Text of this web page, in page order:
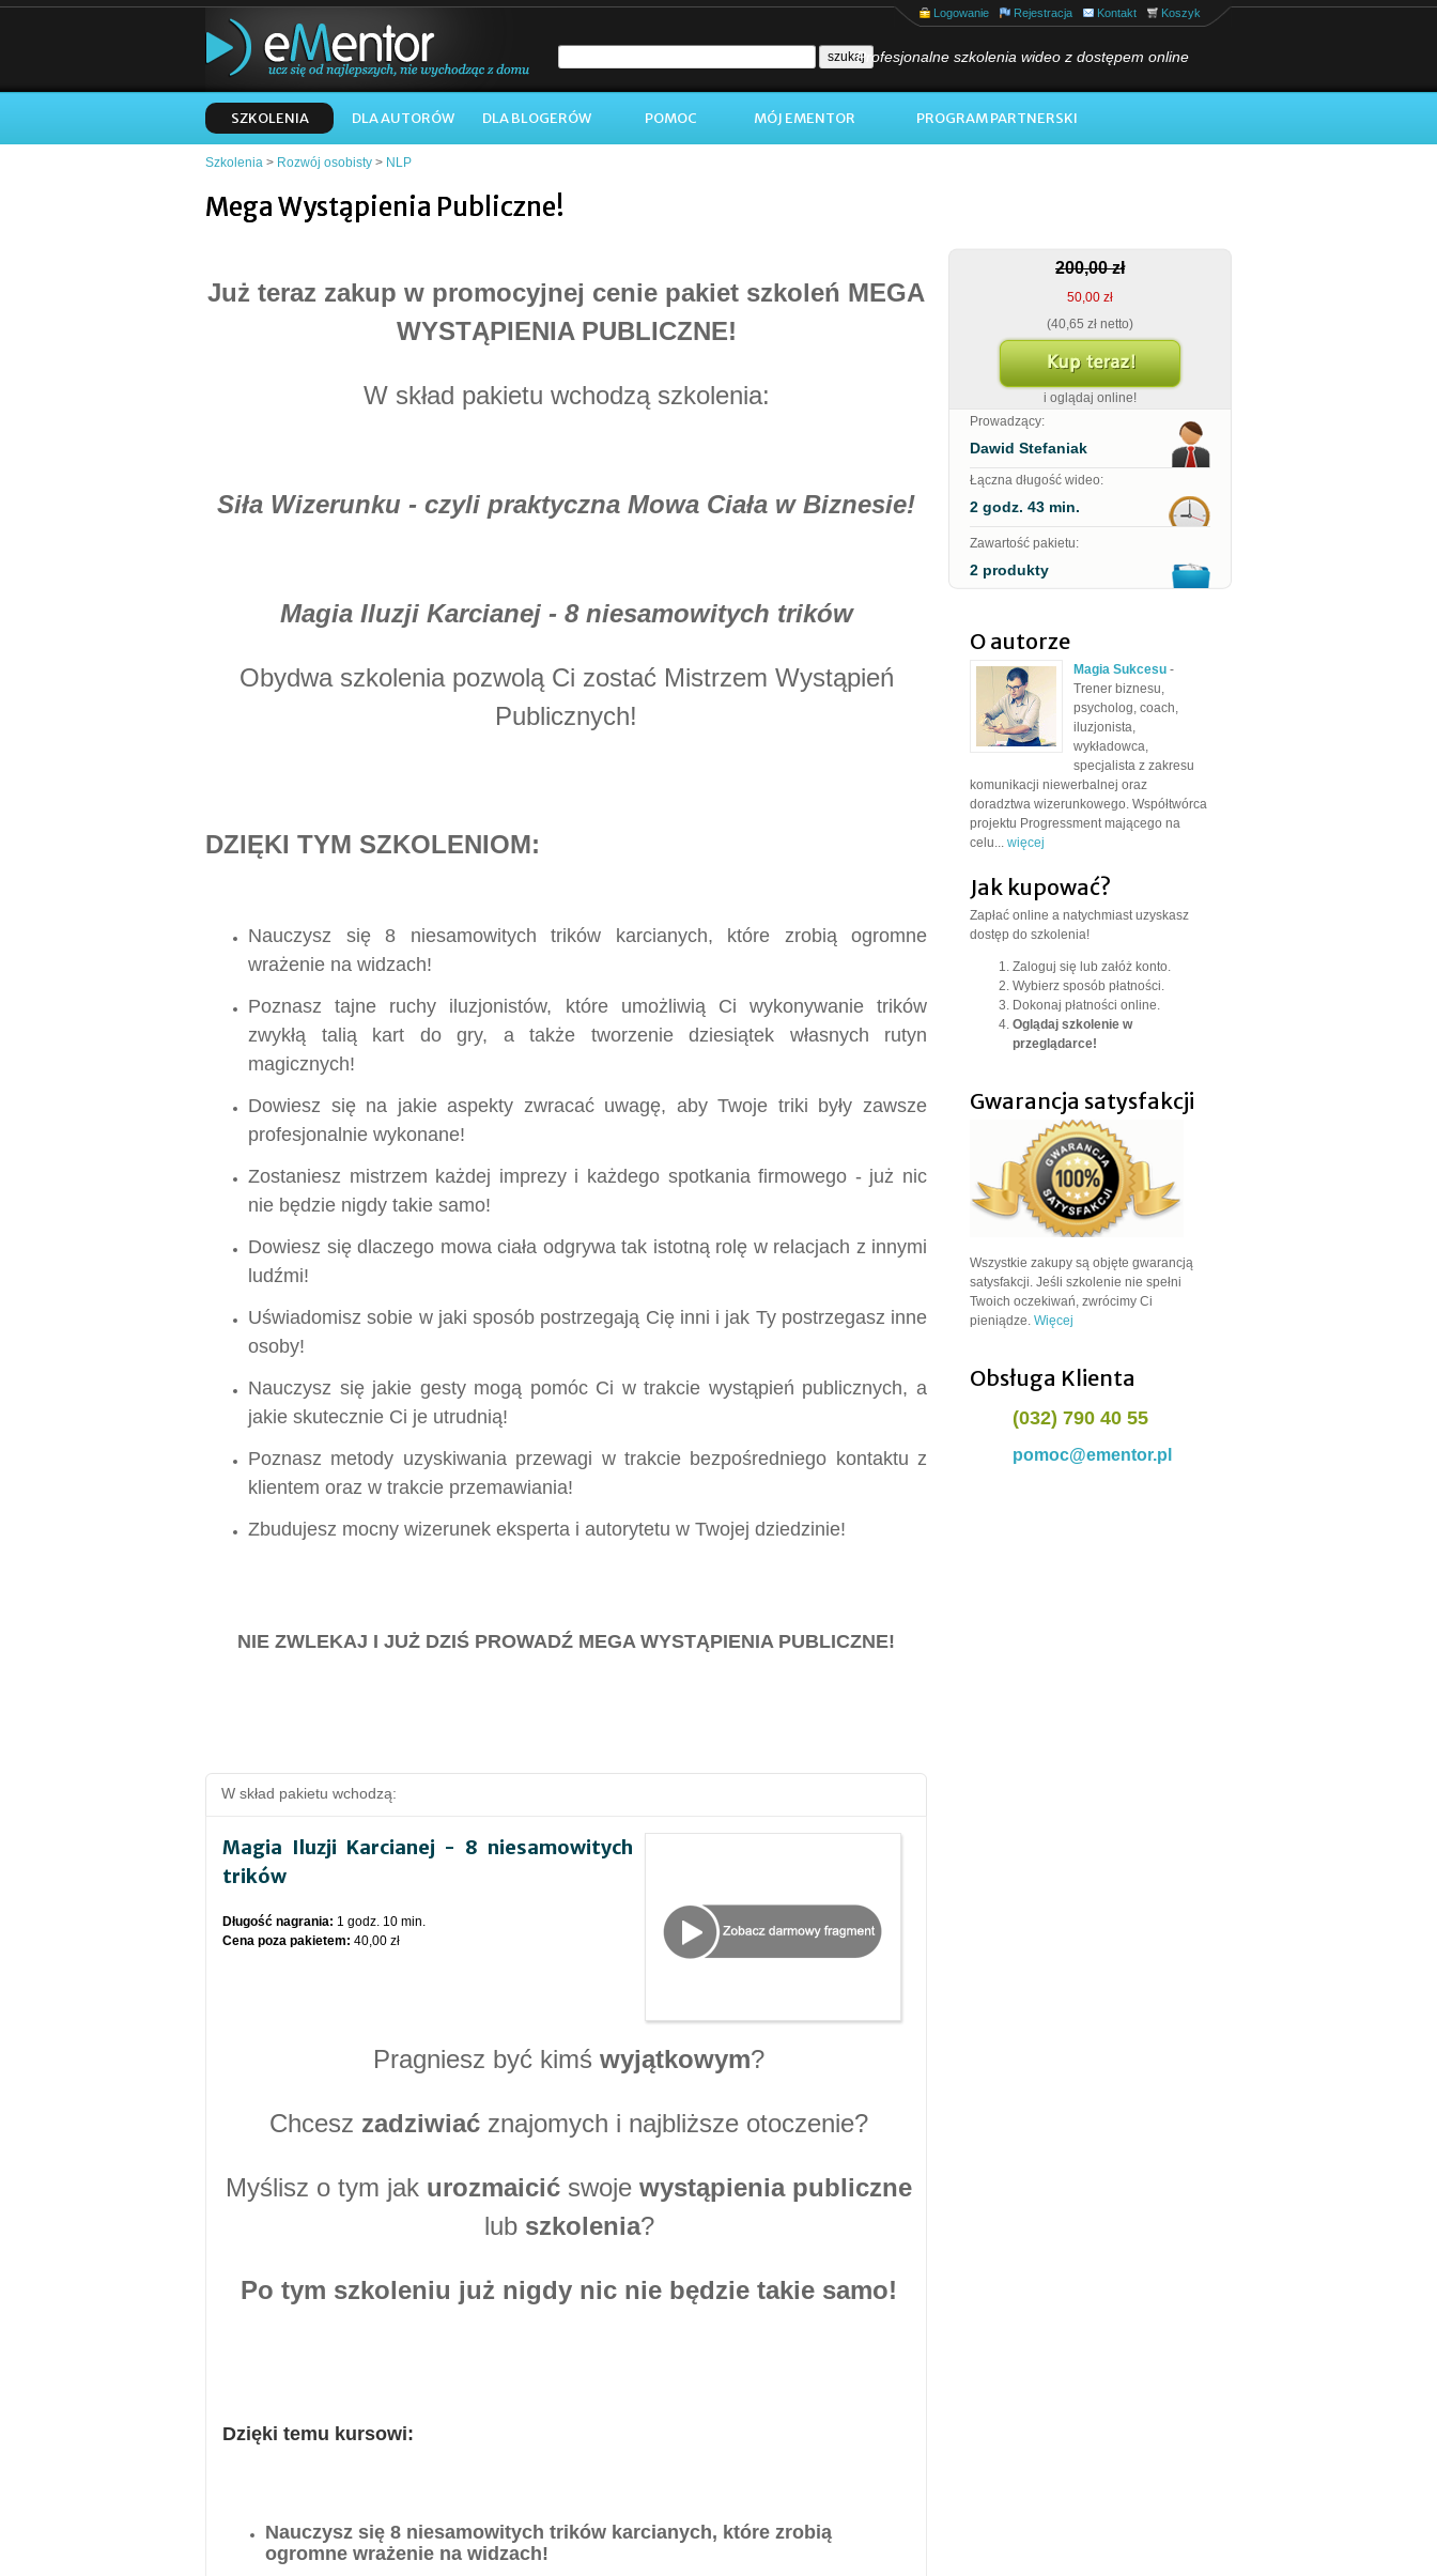
SZKOLENIA DLA AUTORÓW DLA BLOGERÓW POMOC MÓJ EMENTOR PROGRAM PARTNERSKI
Logowanie Rejestracja Kontakt Koszyk
Profesjonalne szkolenia wideo z dostępem online
Szkolenia > Rozwój osobisty > NLP
Mega Wystąpienia Publiczne!
Już teraz zakup w promocyjnej cenie pakiet szkoleń MEGA
WYSTĄPIENIA PUBLICZNE!
W skład pakietu wchodzą szkolenia:
Siła Wizerunku - czyli praktyczna Mowa Ciała w Biznesie!
Magia Iluzji Karcianej - 8 niesamowitych trików
Obydwa szkolenia pozwolą Ci zostać Mistrzem Wystąpień
Publicznych!
DZIĘKI TYM SZKOLENIOM:
Nauczysz się 8 niesamowitych trików karcianych, które zrobią ogromne
wrażenie na widzach!
Poznasz tajne ruchy iluzjonistów, które umożliwią Ci wykonywanie trików
zwykłą talią kart do gry, a także tworzenie dziesiątek własnych rutyn
magicznych!
Dowiesz się na jakie aspekty zwracać uwagę, aby Twoje triki były zawsze
profesjonalnie wykonane!
Zostaniesz mistrzem każdej imprezy i każdego spotkania firmowego - już nic
nie będzie nigdy takie samo!
Dowiesz się dlaczego mowa ciała odgrywa tak istotną rolę w relacjach z innymi
ludźmi!
Uświadomisz sobie w jaki sposób postrzegają Cię inni i jak Ty postrzegasz inne
osoby!
Nauczysz się jakie gesty mogą pomóc Ci w trakcie wystąpień publicznych, a
jakie skutecznie Ci je utrudnią!
Poznasz metody uzyskiwania przewagi w trakcie bezpośredniego kontaktu z
klientem oraz w trakcie przemawiania!
Zbudujesz mocny wizerunek eksperta i autorytetu w Twojej dziedzinie!
NIE ZWLEKAJ I JUŻ DZIŚ PROWADŹ MEGA WYSTĄPIENIA PUBLICZNE!
W skład pakietu wchodzą:
Magia Iluzji Karcianej - 8 niesamowitych
trików
Długość nagrania: 1 godz. 10 min.
Cena poza pakietem: 40,00 zł
Pragniesz być kimś wyjątkowym?
Chcesz zadziwiać znajomych i najbliższe otoczenie?
Myślisz o tym jak urozmaicić swoje wystąpienia publiczne
lub szkolenia?
Po tym szkoleniu już nigdy nic nie będzie takie samo!
Dzięki temu kursowi:
Nauczysz się 8 niesamowitych trików karcianych, które zrobią
ogromne wrażenie na widzach!
200,00 zł
50,00 zł
(40,65 zł netto)
i oglądaj online!
Prowadzący:
Dawid Stefaniak
Łączna długość wideo:
2 godz. 43 min.
Zawartość pakietu:
2 produkty
O autorze
Magia Sukcesu -
Trener biznesu,
psycholog, coach,
iluzjonista,
wykładowca,
specjalista z zakresu
komunikacji niewerbalnej oraz
doradztwa wizerunkowego. Współtwórca
projektu Progressment mającego na
celu... więcej
Jak kupować?
Zapłać online a natychmiast uzyskasz
dostęp do szkolenia!
Zaloguj się lub załóż konto.
Wybierz sposób płatności.
Dokonaj płatności online.
Oglądaj szkolenie w
przeglądarce!
Gwarancja satysfakcji
Wszystkie zakupy są objęte gwarancją
satysfakcji. Jeśli szkolenie nie spełni
Twoich oczekiwań, zwrócimy Ci
pieniądze. Więcej
Obsługa Klienta
(032) 790 40 55
pomoc@ementor.pl